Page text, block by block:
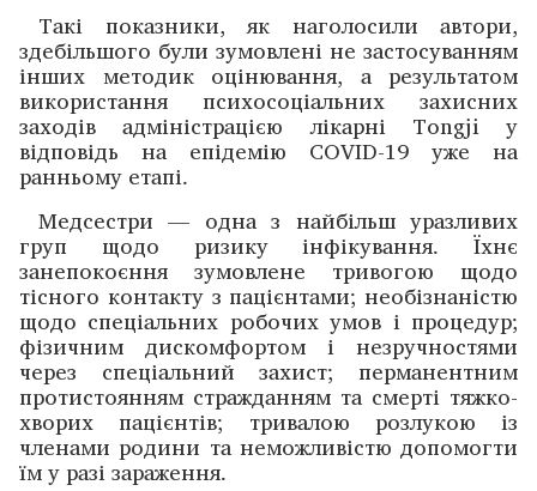
Такі показники, як наголосили автори,
здебільшого були зумовлені не застосуванням
інших методик оцінювання, а результатом
використання психосоціальних захисних
заходів адміністрацією лікарні Tongji у
відповідь на епідемію COVID-19 уже на
ранньому етапі.
Медсестри — одна з найбільш уразливих
груп щодо ризику інфікування. Їхнє
занепокоєння зумов­лене тривогою щодо
тісного контакту з пацієнтами; необізна­ністю
щодо спеціальних робочих умов і процедур;
фізичним дискомфортом і незручностями
через спеціальний захист; перманентним
протистоянням стражданням та смерті тяжко­
хворих пацієнтів; тривалою розлукою із
членами родини та неможливістю ­допомогти
їм у разі зараження.